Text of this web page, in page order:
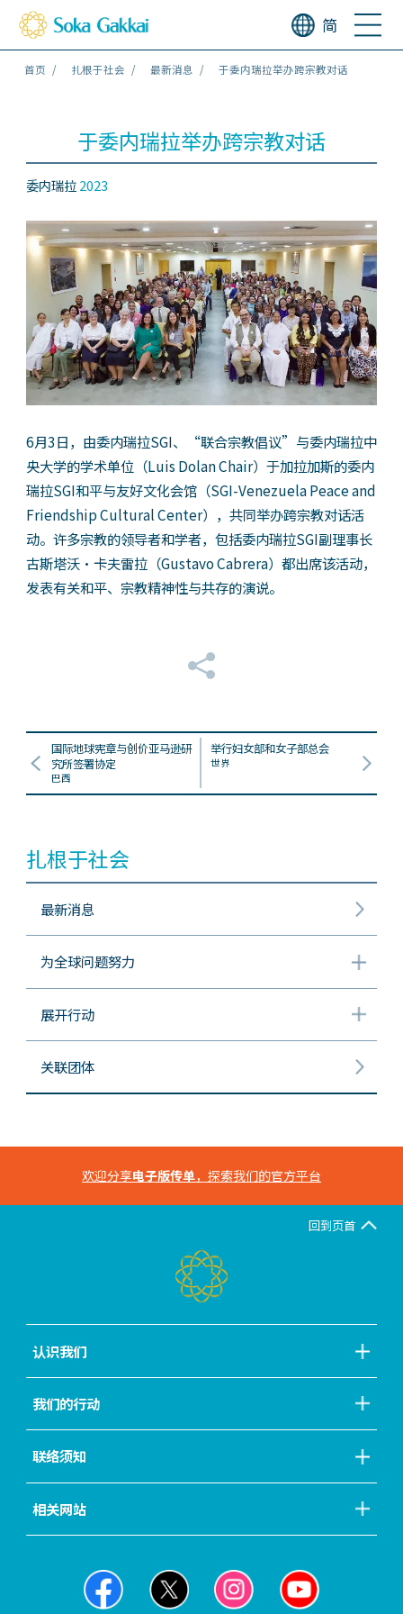
简
首页 扎根于社会 最新消息 于委内瑞拉举办跨宗教对话
于委内瑞拉举办跨宗教对话
委内瑞拉2023
6月3日，由委内瑞拉SGI、“联合宗教倡议”与委内瑞拉中
央大学的学术单位（Luis Dolan Chair）于加拉加斯的委内
瑞拉SGI和平与友好文化会馆（SGI-Venezuela Peace and
Friendship Cultural Center），共同举办跨宗教对话活
动。许多宗教的领导者和学者，包括委内瑞拉SGI副理事长
古斯塔沃・卡夫雷拉（Gustavo Cabrera）都出席该活动，
发表有关和平、宗教精神性与共存的演说。
国际地球宪章与创价亚马逊研
究所签署协定
巴西
举行妇女部和女子部总会
世界
扎根于社会
最新消息
为全球问题努力
展开行动
关联团体
欢迎分享电子版传单，探索我们的官方平台
回到页首
认识我们
我们的行动
联络须知
相关网站